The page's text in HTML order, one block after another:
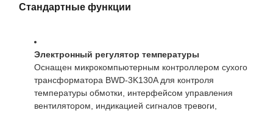
температуры
Импеданс 7,65%
Потери без нагрузки
Потеря нагрузки 4951Вт 120°С
Стандартные функции
Электронный регулятор температуры
Оснащен микрокомпьютерным контроллером сухого
трансформатора BWD-3K130A для контроля
температуры обмотки, интерфейсом управления
вентилятором, индикацией сигналов тревоги,